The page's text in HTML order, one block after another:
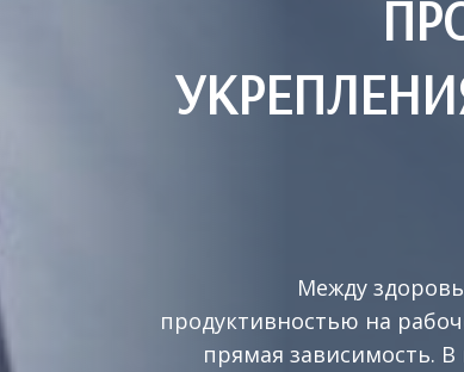
Между
продуктивностью на
прямая зависимость.